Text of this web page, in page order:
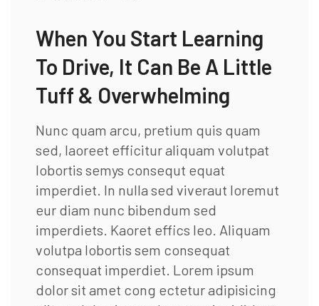
When You Start Learning
To Drive, It Can Be A Little
Tuff & Overwhelming
Nunc quam arcu, pretium quis quam
sed, laoreet efficitur aliquam volutpat
lobortis semys consequt equat
imperdiet. In nulla sed viveraut loremut
eur diam nunc bibendum sed
imperdiets. Kaoret effics leo. Aliquam
volutpa lobortis sem consequat
consequat imperdiet. Lorem ipsum
dolor sit amet cong ectetur adipisicing